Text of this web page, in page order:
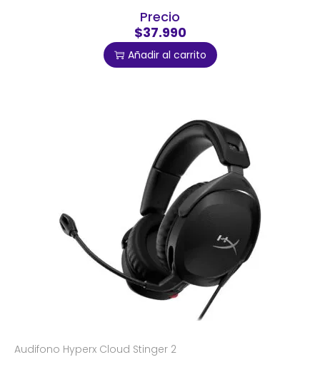
Precio
$37.990
Añadir al carrito
Audifono Hyperx Cloud Stinger 2